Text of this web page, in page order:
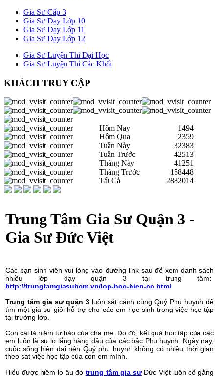
Gia Sư Cấp 3
Gia Sư Dạy Lớp 10
Gia Sư Dạy Lớp 11
Gia Sư Dạy Lớp 12
Gia Sư Luyện Thi Đại Học
Gia Sư Luyện Thi Các Khối
KHÁCH TRUY CẬP
Hôm Nay
1494
Hôm Qua
2359
Tuần Này
32383
Tuần Trước
42513
Tháng Này
41251
Tháng Trước
158448
Tất Cả
2882014
Trung Tâm Gia Sư Quận 3 -
Gia Sư Đức Việt
Các bạn sinh viên vui lòng vào đường link sau để xem danh sách
nhiều lớp dạy quận 3 tại trung tâm:
http://trungtamgiasuhcm.vn/lop-hoc-hien-co.html
Trung tâm gia sư quận 3 luôn sát cánh cùng Quý Phụ huynh để
tìm một gia sư giỏi hỗ trợ cho các em học sinh trong việc học tập
tại trường lớp.
Con cái là niềm tự hào của cha mẹ. Do đó, kết quả học tập của các
em luôn là sự lo lắng hàng đầu của các bậc Phụ huynh. Ngày nay,
cuộc sống hiện đại nên Quý phụ huynh không có nhiều thời gian
theo sát việc học tập của con em mình.
Hiểu được niềm lo âu đó trung tâm gia sưĐức Việt luôn cố gắng